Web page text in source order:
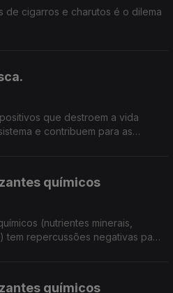
de cigarros e charutos é o dilema
que destroem a vida
e contribuem para as
químicos
(nutrientes minerais,
tem repercussões negativas para
químicos